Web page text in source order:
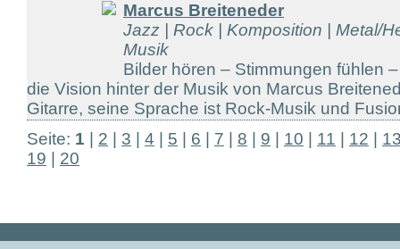
Marcus Breiteneder
Jazz | Rock | Komposition | Metal/
Musik
Bilder hören – Stimmungen fühlen
die Vision hinter der Musik von Marcus
Gitarre, seine Sprache ist Rock-Musik und
Seite: 1 2 3 4 5 6 7 8 9 10 11 12
19
20